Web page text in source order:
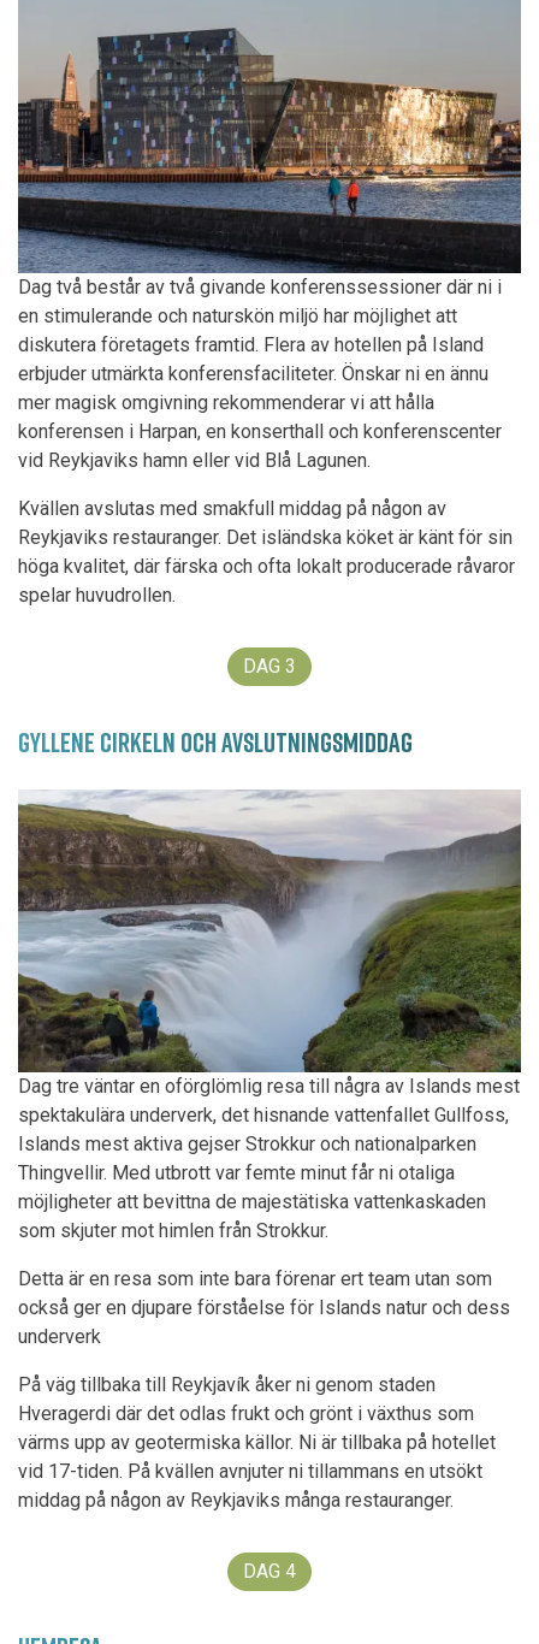
Dag två består av två givande konferenssessioner där ni i
en stimulerande och naturskön miljö har möjlighet att
diskutera företagets framtid. Flera av hotellen på Island
erbjuder utmärkta konferensfaciliteter. Önskar ni en ännu
mer magisk omgivning rekommenderar vi att hålla
konferensen i Harpan, en konserthall och konferenscenter
vid Reykjaviks hamn eller vid Blå Lagunen.
Kvällen avslutas med smakfull middag på någon av
Reykjaviks restauranger. Det isländska köket är känt för sin
höga kvalitet, där färska och ofta lokalt producerade råvaror
spelar huvudrollen.
DAG 3
GYLLENE CIRKELN OCH AVSLUTNINGSMIDDAG
Dag tre väntar en oförglömlig resa till några av Islands mest
spektakulära underverk, det hisnande vattenfallet Gullfoss,
Islands mest aktiva gejser Strokkur och nationalparken
Thingvellir. Med utbrott var femte minut får ni otaliga
möjligheter att bevittna de majestätiska vattenkaskaden
som skjuter mot himlen från Strokkur.
Detta är en resa som inte bara förenar ert team utan som
också ger en djupare förståelse för Islands natur och dess
underverk
På väg tillbaka till Reykjavík åker ni genom staden
Hveragerdi där det odlas frukt och grönt i växthus som
värms upp av geotermiska källor. Ni är tillbaka på hotellet
vid 17-tiden. På kvällen avnjuter ni tillammans en utsökt
middag på någon av Reykjaviks många restauranger.
DAG 4